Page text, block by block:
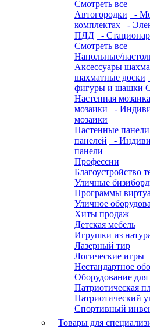
Смотреть все
Автогородки
-
комплектах
-
ПДД
-
Смотреть все
Напольные/
Аксессуары
шахматные доски
фигуры и шашки
Настенная мозаика
мозаики
-
мозаики
Настенные панели
панелей
-
панели
Профессии
Благоустройство
Уличные
Программы
Уличное
Хиты продаж
Детская мебель
Игрушки из
Лазерный тир
Логические игры
Нестандартное
Оборудование для
Патриотическая
Патриотический
Спортивный
Товары для